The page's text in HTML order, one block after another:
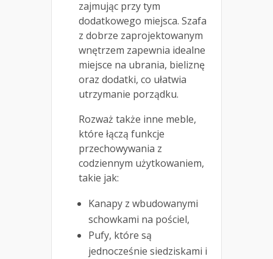
zajmując przy tym
dodatkowego miejsca. Szafa
z dobrze zaprojektowanym
wnętrzem zapewnia idealne
miejsce na ubrania, bieliznę
oraz dodatki, co ułatwia
utrzymanie porządku.
Rozważ także inne meble,
które łączą funkcje
przechowywania z
codziennym użytkowaniem,
takie jak:
Kanapy z wbudowanymi
schowkami na pościel,
Pufy, które są
jednocześnie siedziskami i